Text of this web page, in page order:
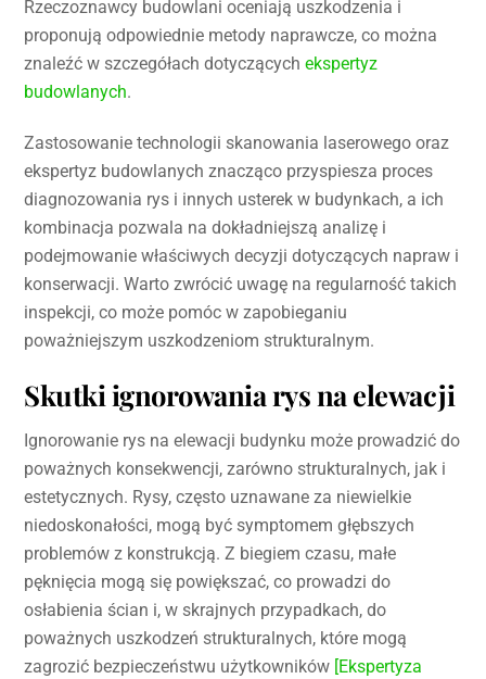
Rzeczoznawcy budowlani oceniają uszkodzenia i
proponują odpowiednie metody naprawcze, co można
znaleźć w szczegółach dotyczącychekspertyz
budowlanych.
Zastosowanie technologii skanowania laserowego oraz
ekspertyz budowlanych znacząco przyspiesza proces
diagnozowania rys i innych usterek w budynkach, a ich
kombinacja pozwala na dokładniejszą analizę i
podejmowanie właściwych decyzji dotyczących napraw i
konserwacji. Warto zwrócić uwagę na regularność takich
inspekcji, co może pomóc w zapobieganiu
poważniejszym uszkodzeniom strukturalnym.
Skutki ignorowania rys na elewacji
Ignorowanie rys na elewacji budynku może prowadzić do
poważnych konsekwencji, zarówno strukturalnych, jak i
estetycznych. Rysy, często uznawane za niewielkie
niedoskonałości, mogą być symptomem głębszych
problemów z konstrukcją. Z biegiem czasu, małe
pęknięcia mogą się powiększać, co prowadzi do
osłabienia ścian i, w skrajnych przypadkach, do
poważnych uszkodzeń strukturalnych, które mogą
zagrozić bezpieczeństwu użytkowników [Ekspertyza